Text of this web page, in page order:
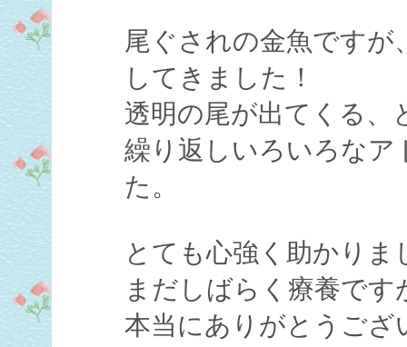
尾ぐされの金魚ですが
してきました！
透明の尾が出てくる、
繰り返しいろいろな
た。
とても心強く助かりま
まだしばらく療養で
本当にありがとうござ